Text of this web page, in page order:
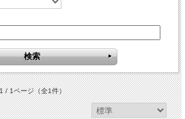
/ 1ページ（全1件）